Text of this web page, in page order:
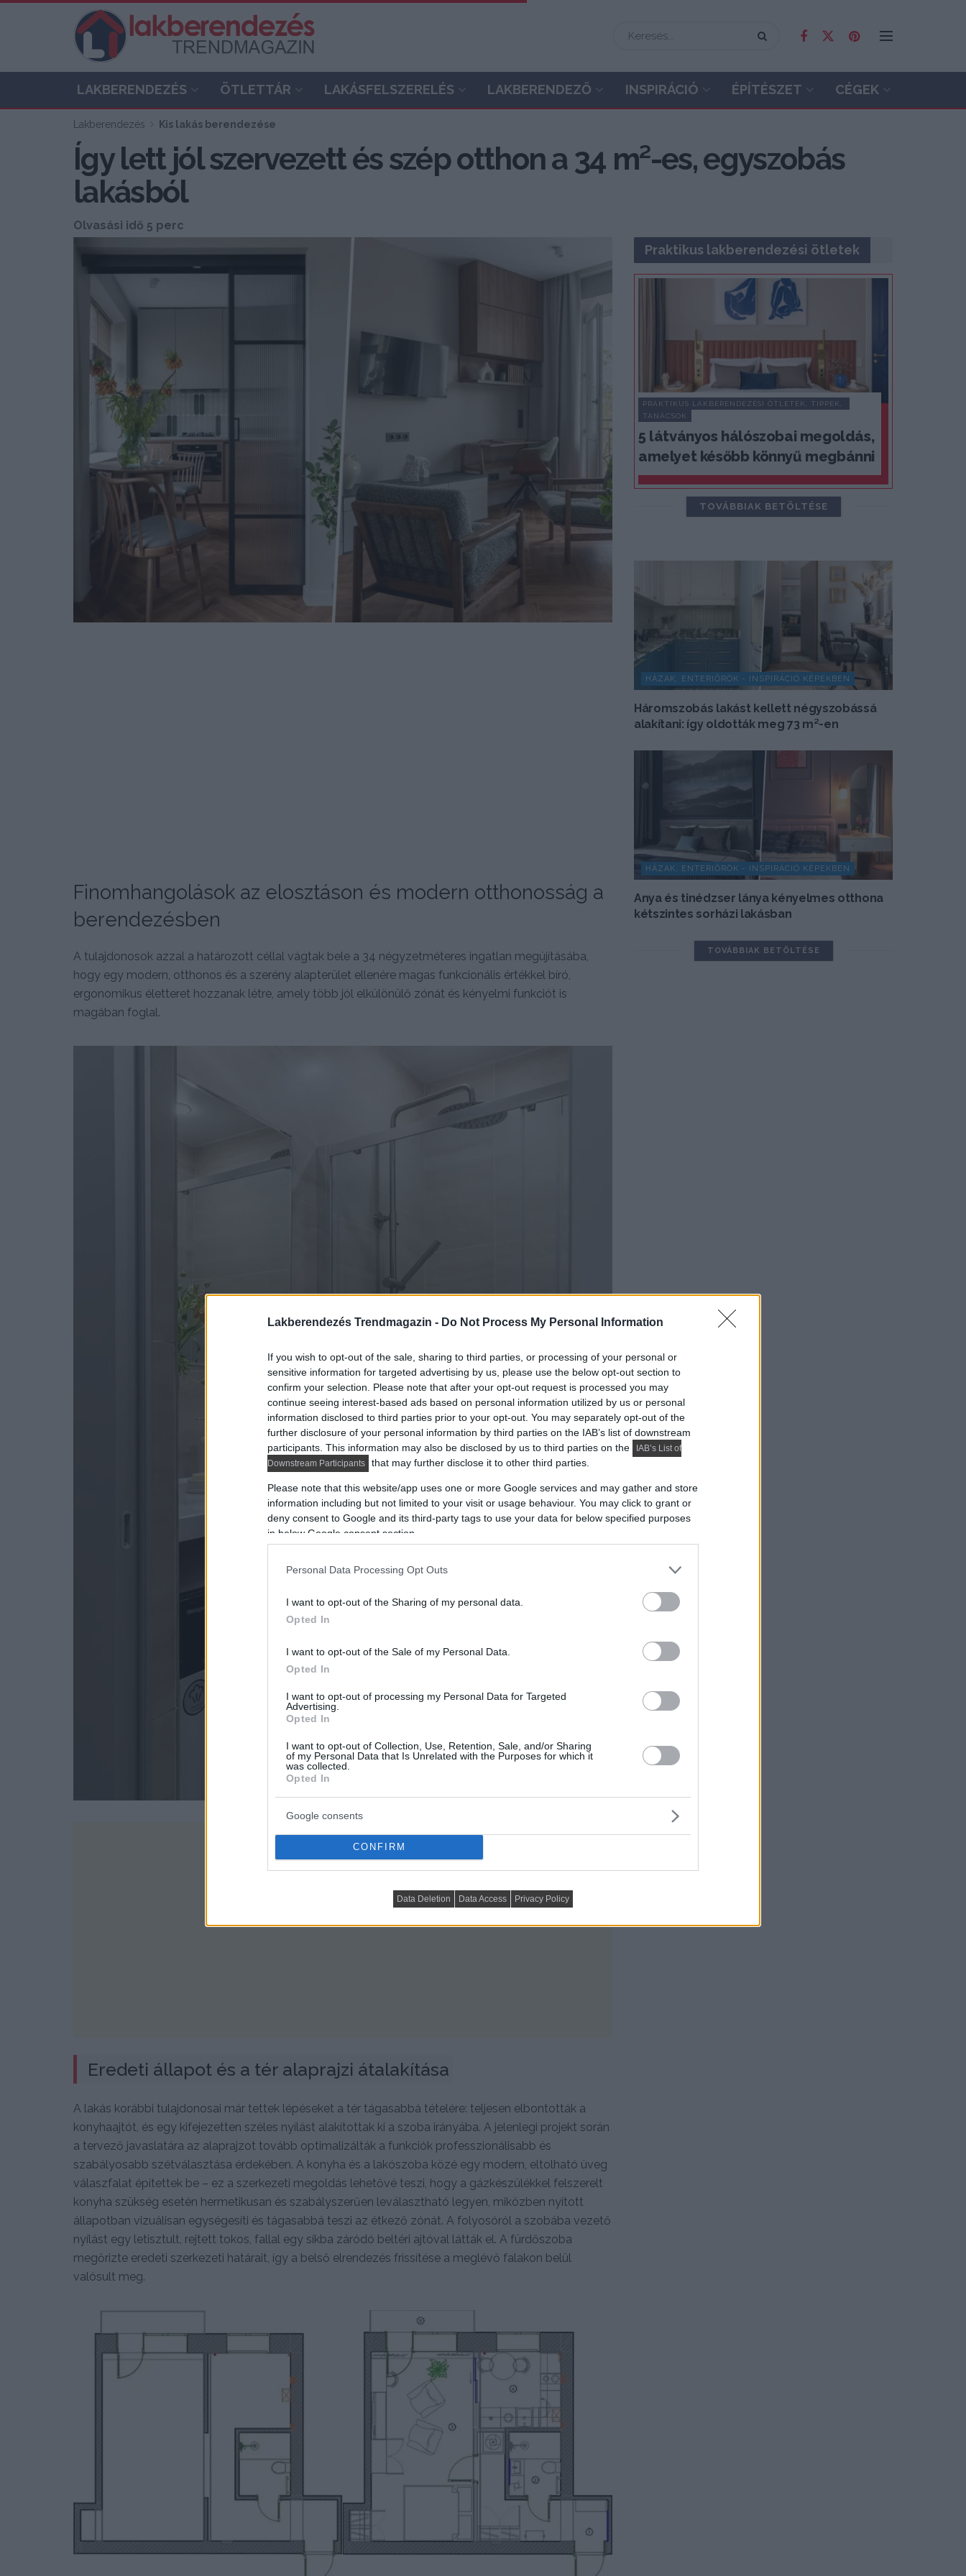
Lakberendezés Trendmagazin - Do Not Process My Personal Information
If you wish to opt-out of the sale, sharing to third parties, or processing of your personal or
sensitive information for targeted advertising by us, please use the below opt-out section to
confirm your selection. Please note that after your opt-out request is processed you may
continue seeing interest-based ads based on personal information utilized by us or personal
information disclosed to third parties prior to your opt-out. You may separately opt-out of the
further disclosure of your personal information by third parties on the IAB’s list of downstream
participants. This information may also be disclosed by us to third parties on the
IAB’s List of
Downstream Participants
that may further disclose it to other third parties.
Please note that this website/app uses one or more Google services and may gather and store
information including but not limited to your visit or usage behaviour. You may click to grant or
deny consent to Google and its third-party tags to use your data for below specified purposes
in below Google consent section.
Personal Data Processing Opt Outs
I want to opt-out of the Sharing of my personal data.
Opted In
I want to opt-out of the Sale of my Personal Data.
Opted In
I want to opt-out of processing my Personal Data for Targeted
Advertising.
Opted In
I want to opt-out of Collection, Use, Retention, Sale, and/or Sharing
of my Personal Data that Is Unrelated with the Purposes for which it
was collected.
Opted In
Google consents
CONFIRM
Data Deletion Data Access Privacy Policy
LAKBERENDEZÉS ÖTLETTÁR LAKÁSFELSZERELÉS LAKBERENDEZŐ INSPIRÁCIÓ ÉPÍTÉSZET CÉGEK
Lakberendezés Kis lakás berendezése
Így lett jól szervezett és szép otthon a 34 m²-es, egyszobás
lakásból
Olvasási idő 5 perc
Finomhangolások az elosztáson és modern otthonosság a
berendezésben
A tulajdonosok azzal a határozott céllal vágtak bele a 34 négyzetméteres ingatlan megújításába,
hogy egy modern, otthonos és a szerény alapterület ellenére magas funkcionális értékkel bíró,
ergonomikus életteret hozzanak létre, amely több jól elkülönülő zónát és kényelmi funkciót is
magában foglal.
Eredeti állapot és a tér alaprajzi átalakítása
A lakás korábbi tulajdonosai már tettek lépéseket a tér tágasabbá tételére: teljesen elbontották a
konyhaajtót, és egy kifejezetten széles nyílást alakítottak ki a szoba irányába. A jelenlegi projekt során
a tervező javaslatára az alaprajzot tovább optimalizálták a funkciók professzionálisabb és
szabályosabb szétválasztása érdekében. A konyha és a lakószoba közé egy modern, eltolható üveg
válaszfalat építettek be – ez a szerkezeti megoldás lehetővé teszi, hogy a gázkészülékkel felszerelt
konyha szükség esetén hermetikusan és szabályszerűen leválasztható legyen, miközben nyitott
állapotban vizuálisan egységesíti és tágasabbá teszi az étkező zónát. A folyosóról a szobába vezető
nyílást egy letisztult, rejtett tokos, fallal egy síkba záródó beltéri ajtóval látták el. A fürdőszoba
megőrizte eredeti szerkezeti határait, így a belső elrendezés frissítése a meglévő falakon belül
valósult meg.
Praktikus lakberendezési ötletek
PRAKTIKUS LAKBERENDEZÉSI ÖTLETEK, TIPPEK,
TANÁCSOK
5 látványos hálószobai megoldás,
amelyet később könnyű megbánni
TOVÁBBIAK BETÖLTÉSE
HÁZAK, ENTERIŐRÖK - INSPIRÁCIÓ KÉPEKBEN
Háromszobás lakást kellett négyszobássá
alakítani: így oldották meg 73 m²-en
HÁZAK, ENTERIŐRÖK - INSPIRÁCIÓ KÉPEKBEN
Anya és tinédzser lánya kényelmes otthona
kétszintes sorházi lakásban
TOVÁBBIAK BETÖLTÉSE